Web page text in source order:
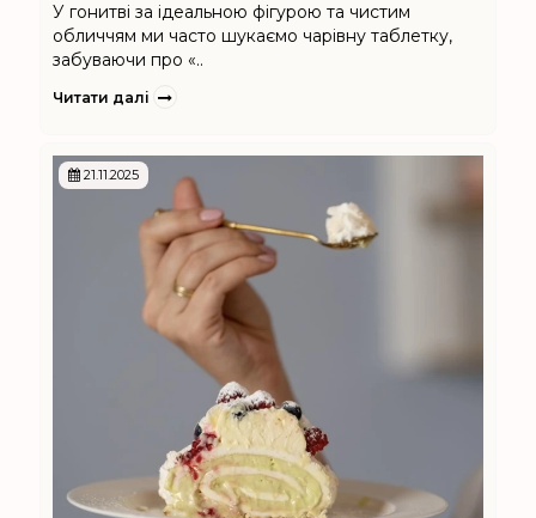
У гонитві за ідеальною фігурою та чистим
обличчям ми часто шукаємо чарівну таблетку,
забуваючи про «..
Читати далі
21.11.2025